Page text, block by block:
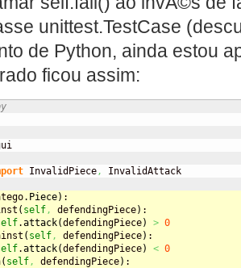
unittest.TestCase
de Python, ainda estou
ficou assim:
InvalidPiece, InvalidAttack
Piece) :
( self, defendingPiece) :
.attack(defendingPiece) > 0
( self, defendingPiece) :
.attack(defendingPiece) < 0
( self, defendingPiece) :